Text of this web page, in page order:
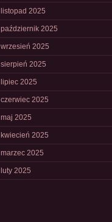
listopad 2025
październik 2025
wrzesień 2025
sierpień 2025
lipiec 2025
czerwiec 2025
maj 2025
kwiecień 2025
marzec 2025
luty 2025